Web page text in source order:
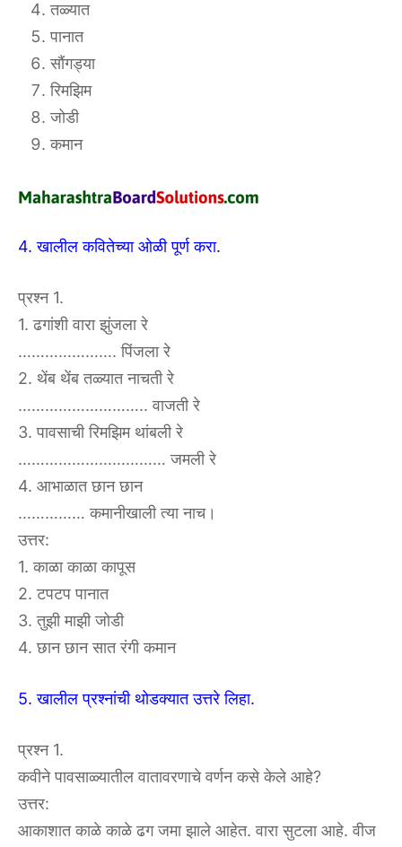
तळ्यात
पानात
सौंगड्या
रिमझिम
जोडी
कमान
4. खालील कवितेच्या ओळी पूर्ण करा.
प्रश्न 1.
1. ढगांशी वारा झुंजला रे
…………………. पिंजला रे
2. थेंब थेंब तळ्यात नाचती रे
……………………….. वाजती रे
3. पावसाची रिमझिम थांबली रे
…………………………… जमली रे
4. आभाळात छान छान
…………… कमानीखाली त्या नाच।
उत्तर:
1. काळा काळा कापूस
2. टपटप पानात
3. तुझी माझी जोडी
4. छान छान सात रंगी कमान
5. खालील प्रश्नांची थोडक्यात उत्तरे लिहा.
प्रश्न 1.
कवीने पावसाळ्यातील वातावरणाचे वर्णन कसे केले आहे?
उत्तर:
आकाशात काळे काळे ढग जमा झाले आहेत. वारा सुटला आहे. वीज